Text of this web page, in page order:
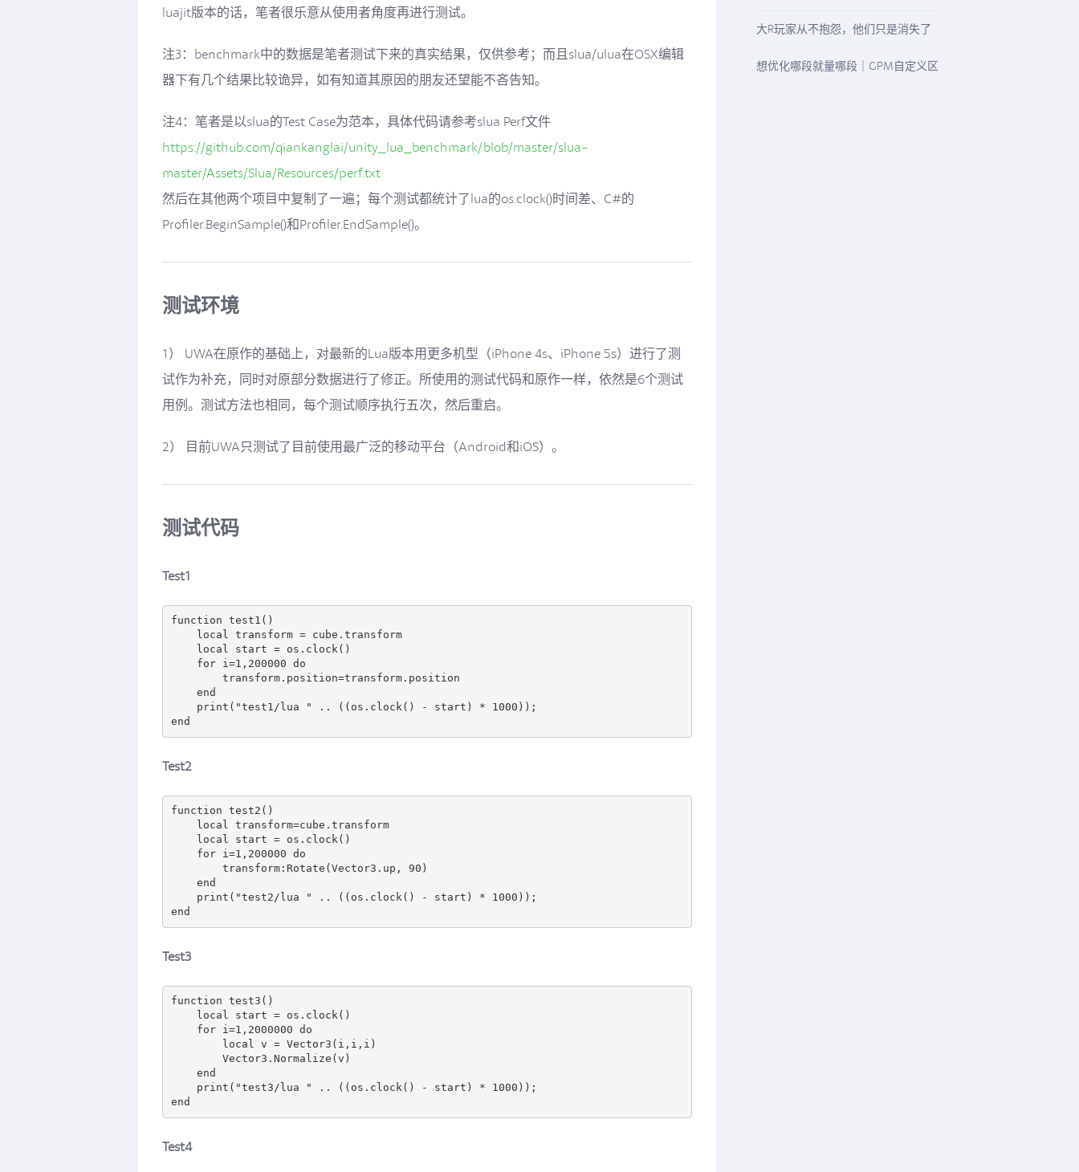
luajit版本的话，笔者很乐意从使用者角度再进行测试。
注3：benchmark中的数据是笔者测试下来的真实结果，仅供参考；而且slua/ulua在OSX编辑
器下有几个结果比较诡异，如有知道其原因的朋友还望能不吝告知。
注4：笔者是以slua的Test Case为范本，具体代码请参考slua Perf文件
https://github.com/qiankanglai/unity_lua_benchmark/blob/master/slua-
master/Assets/Slua/Resources/perf.txt
然后在其他两个项目中复制了一遍；每个测试都统计了lua的os.clock()时间差、C#的
Profiler.BeginSample()和Profiler.EndSample()。
测试环境
1） UWA在原作的基础上，对最新的Lua版本用更多机型（iPhone 4s、iPhone 5s）进行了测
试作为补充，同时对原部分数据进行了修正。所使用的测试代码和原作一样，依然是6个测试
用例。测试方法也相同，每个测试顺序执行五次，然后重启。
2） 目前UWA只测试了目前使用最广泛的移动平台（Android和iOS）。
测试代码
Test1
function test1()
Test2
function test2()
Test3
function test3()
Test4
与“N/A”纹理该怎么查
大R玩家从不抱怨，他们只是消失了
想优化哪段就量哪段｜GPM自定义区